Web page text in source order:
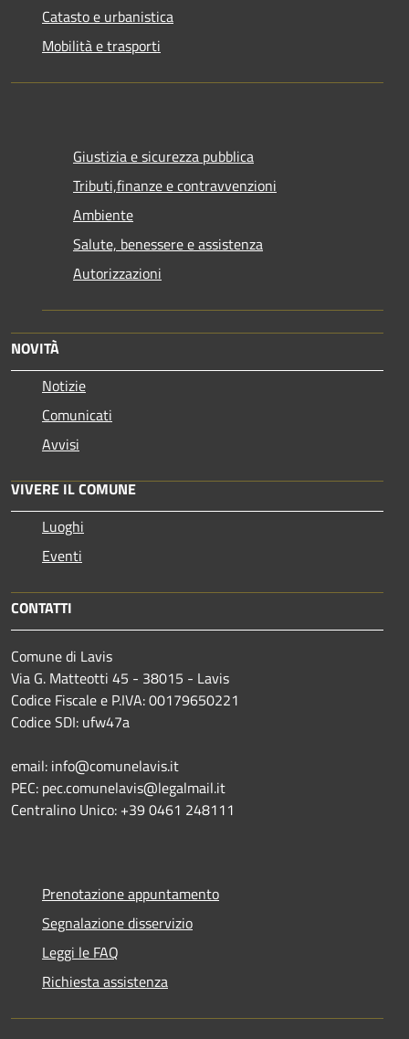
Catasto e urbanistica
Mobilità e trasporti
Giustizia e sicurezza pubblica
Tributi,finanze e contravvenzioni
Ambiente
Salute, benessere e assistenza
Autorizzazioni
NOVITÀ
Notizie
Comunicati
Avvisi
VIVERE IL COMUNE
Luoghi
Eventi
CONTATTI
Comune di Lavis
Via G. Matteotti 45 - 38015 - Lavis
Codice Fiscale e P.IVA: 00179650221
Codice SDI: ufw47a
email: info@comunelavis.it
PEC: pec.comunelavis@legalmail.it
Centralino Unico: +39 0461 248111
Prenotazione appuntamento
Segnalazione disservizio
Leggi le FAQ
Richiesta assistenza